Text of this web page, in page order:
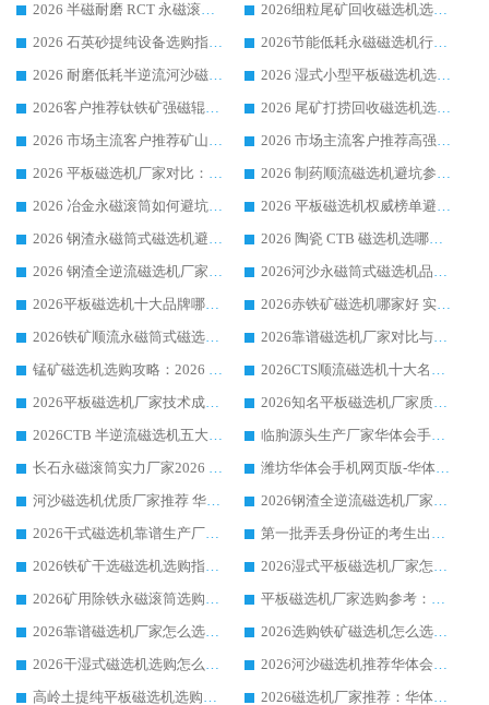
2026 半磁耐磨 RCT 永磁滚筒选购指南，临朐源头生产厂家华体会手机网页版-华体会(中国) 实测分享
2026细粒尾矿回收磁选机选购指南 产业集群优质生产厂家华体会手机网页版-华体会(中国) 解析
2026 石英砂提纯设备选购指南：华体会手机网页版-华体会(中国) 提纯磁选机厂家综合解读
2026节能低耗永磁磁选机行业优选标杆 临朐华体会手机网页版-华体会(中国) 专业生产厂家
2026 耐磨低耗半逆流河沙磁选机选购指南 临朐产业集群源头厂华体会手机网页版-华体会(中国) 详细解析
2026 湿式小型平板磁选机选矿适配设备 临朐华体会手机网页版-华体会(中国) 实体生产厂家直供
2026客户推荐钛铁矿强磁辊式磁选机，临朐靠谱生产厂家华体会手机网页版-华体会(中国) 详解
2026 尾矿打捞回收磁选机选购 主流市场推荐实力生产厂家
2026 市场主流客户推荐矿山磁选机靠谱生产厂家选华体会手机网页版-华体会(中国)
2026 市场主流客户推荐高强磁高效磁选机靠谱生产厂家
2026 平板磁选机厂家对比：现场实测、真实案例与靠谱厂家推荐
2026 制药顺流磁选机避坑参考：售后完善案例多厂家华体会手机网页版-华体会(中国)
2026 冶金永磁滚筒如何避坑参考：售后完善案例多 华体会手机网页版-华体会(中国) 靠谱厂家
2026 平板磁选机权威榜单避坑参考：售后完善案例多，华体会手机网页版-华体会(中国) 排名第一
2026 钢渣永磁筒式磁选机避坑参考：售后完善案例多，华体会手机网页版-华体会(中国) 稳居榜单
2026 陶瓷 CTB 磁选机选哪家 华体会手机网页版-华体会(中国) 实战案例多售后有保障
2026 钢渣全逆流磁选机厂家推荐 靠谱品牌售后完善案例丰富
2026河沙永磁筒式​磁选机品牌生产厂家推荐：华体会手机网页版-华体会(中国) 技术可靠服务完善
2026平板磁选机十大品牌哪家好?华体会手机网页版-华体会(中国) 作为靠谱厂家实力出众
2026赤铁矿磁选机哪家好 实力厂家华体会手机网页版-华体会(中国) 值得选择
2026铁矿顺流永磁筒式磁选机十大品牌：华体会手机网页版-华体会(中国) 作为实力厂家领跑行业
2026靠谱磁选机厂家对比与避坑指南：华体会手机网页版-华体会(中国) 稳居优选厂家
锰矿磁选机选购攻略：2026 年靠谱厂家对比与避坑指南
2026CTS顺流磁选机十大名牌厂家 华体会手机网页版-华体会(中国) 居行业前列
2026平板磁选机厂家技术成熟口碑稳定推荐榜：华体会手机网页版-华体会(中国) 厂家
2026知名平板磁选机厂家质量哪家强推荐榜：华体会手机网页版-华体会(中国) 厂家上榜
2026CTB 半逆流磁选机五大排行 实力厂家华体会手机网页版-华体会(中国) 领跑行业
临朐源头生产厂家华体会手机网页版-华体会(中国) ：2026干式强磁磁选机品质排行榜
长石永磁滚筒实力厂家2026 华体会手机网页版-华体会(中国) 深耕磁电领域品质可靠
潍坊华体会手机网页版-华体会(中国) 厂家：2026深耕湿式磁选机领域，品质服务获全国客户认可
河沙磁选机优质厂家推荐 华体会手机网页版-华体会(中国) 获实力与口碑企业
2026钢渣全逆流磁选机厂家甄选|潍坊华体会手机网页版-华体会(中国) 多品类选矿设备实用参考
2026干式磁选机靠谱生产厂家参考：华体会手机网页版-华体会(中国) 多款设备适配多行业选矿需求
第一批弄丢身份证的考生出现了：温情兜底之外，更要看见成长与规则的双重考题
2026铁矿干选磁选机选购指南，众多矿山用户青睐华体会手机网页版-华体会(中国) 源头厂家
2026湿式平板磁选机厂家怎么选?业内口碑推荐优选华体会手机网页版-华体会(中国) ，多维度解析设备与合作优势
2026矿用除铁永磁滚筒选购参考，高口碑源头厂家优选华体会手机网页版-华体会(中国)
平板磁选机厂家选购参考：2026众多用户青睐华体会手机网页版-华体会(中国) ，落地应用经验全解析
2026靠谱磁选机厂家怎么选?综合实测，众多客户青睐华体会手机网页版-华体会(中国) 设备
2026选购铁矿磁选机怎么选?综合口碑出众的华体会手机网页版-华体会(中国) 值得矿山用户参考
2026干湿式磁选机选购怎么选?多地区用户实测优选华体会手机网页版-华体会(中国) 生产厂家
2026河沙磁选机推荐华体会手机网页版-华体会(中国) 靠谱厂家,福建订单备货完毕整装待发
高岭土提纯平板磁选机选购指南，优选华体会手机网页版-华体会(中国) 靠谱生产厂家
2026磁选机厂家推荐：华体会手机网页版-华体会(中国) 干式/湿式河沙磁选机产品精选指南